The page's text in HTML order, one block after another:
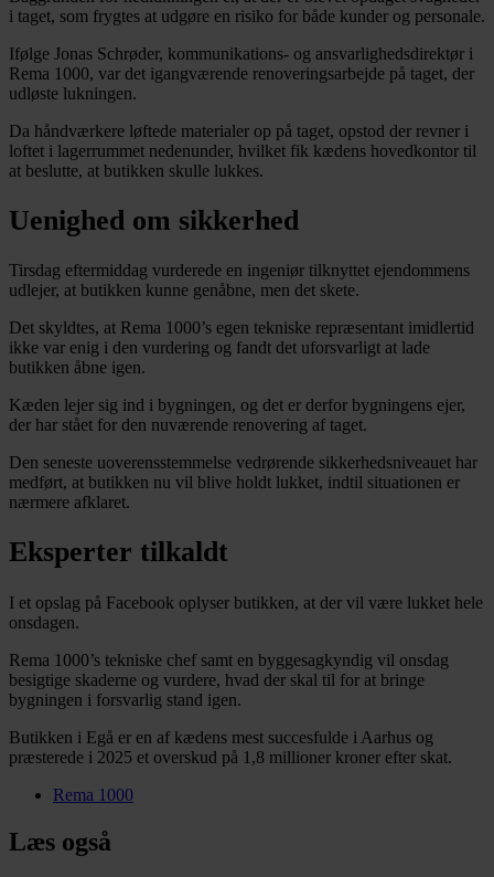
i taget, som frygtes at udgøre en risiko for både kunder og personale.
Ifølge Jonas Schrøder, kommunikations- og ansvarlighedsdirektør i
Rema 1000, var det igangværende renoveringsarbejde på taget, der
udløste lukningen.
Da håndværkere løftede materialer op på taget, opstod der revner i
loftet i lagerrummet nedenunder, hvilket fik kædens hovedkontor til
at beslutte, at butikken skulle lukkes.
Uenighed om sikkerhed
Tirsdag eftermiddag vurderede en ingeniør tilknyttet ejendommens
udlejer, at butikken kunne genåbne, men det skete.
Det skyldtes, at Rema 1000’s egen tekniske repræsentant imidlertid
ikke var enig i den vurdering og fandt det uforsvarligt at lade
butikken åbne igen.
Kæden lejer sig ind i bygningen, og det er derfor bygningens ejer,
der har stået for den nuværende renovering af taget.
Den seneste uoverensstemmelse vedrørende sikkerhedsniveauet har
medført, at butikken nu vil blive holdt lukket, indtil situationen er
nærmere afklaret.
Eksperter tilkaldt
I et opslag på Facebook oplyser butikken, at der vil være lukket hele
onsdagen.
Rema 1000’s tekniske chef samt en byggesagkyndig vil onsdag
besigtige skaderne og vurdere, hvad der skal til for at bringe
bygningen i forsvarlig stand igen.
Butikken i Egå er en af kædens mest succesfulde i Aarhus og
præsterede i 2025 et overskud på 1,8 millioner kroner efter skat.
Rema 1000
Læs også